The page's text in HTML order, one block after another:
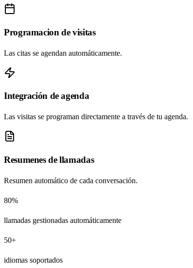
Programacion de visitas
Las citas se agendan automáticamente.
Integración de agenda
Las visitas se programan directamente a través de tu agenda.
Resumenes de llamadas
Resumen automático de cada conversación.
80%
llamadas gestionadas automáticamente
50+
idiomas soportados